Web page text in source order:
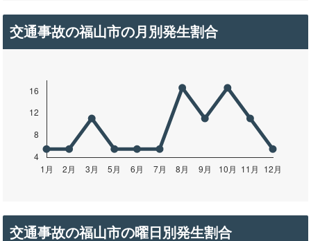
交通事故の福山市の月別発生割合
交通事故の福山市の曜日別発生割合